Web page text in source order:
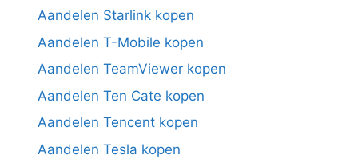
Aandelen Starlink kopen
Aandelen T-Mobile kopen
Aandelen TeamViewer kopen
Aandelen Ten Cate kopen
Aandelen Tencent kopen
Aandelen Tesla kopen